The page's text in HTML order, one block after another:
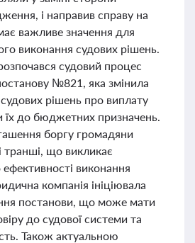
і направив справу на
важливе значення для
виконання судових рішень.
судовий процес
№821, яка змінила
рішень про виплату
їх до бюджетних призначень.
боргу громадяни
транші, що викликає
виконання
компанія ініціювала
постанови, що може мати
до судової системи та
Також актуальною